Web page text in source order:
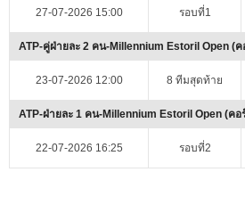
27-07-2026 15:00 รอบที่1
ATP-คู่ฝ่ายละ 2 คน-Millennium Estoril Open (
23-07-2026 12:00 8 ทีมสุดท้าย
ATP-ฝ่ายละ 1 คน-Millennium Estoril Open (คอ
22-07-2026 16:25 รอบที่2